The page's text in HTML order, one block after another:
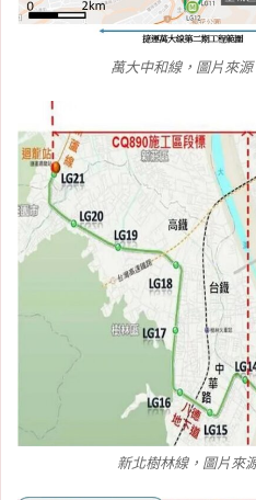
萬大中和線，圖片來
新北樹林線，圖片來